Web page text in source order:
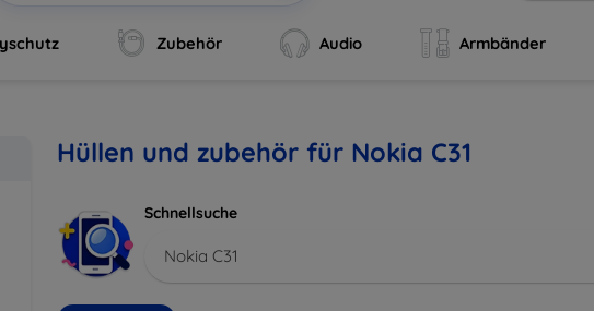
Zubehör Audio Armbänder
Hüllen und zubehör für Nokia C31
Schnellsuche
Nokia C31